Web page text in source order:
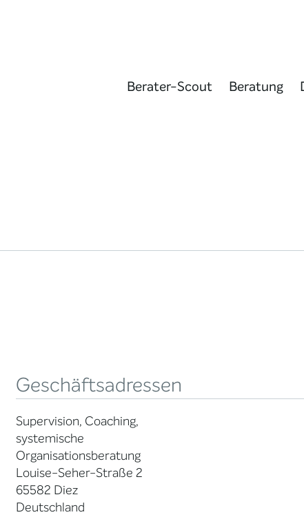
Berater-Scout Beratung
Geschäftsadressen
Supervision, Coaching,
systemische
Organisationsberatung
Louise-Seher-Straße 2
65582 Diez
Deutschland